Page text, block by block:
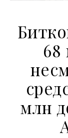
68
млн